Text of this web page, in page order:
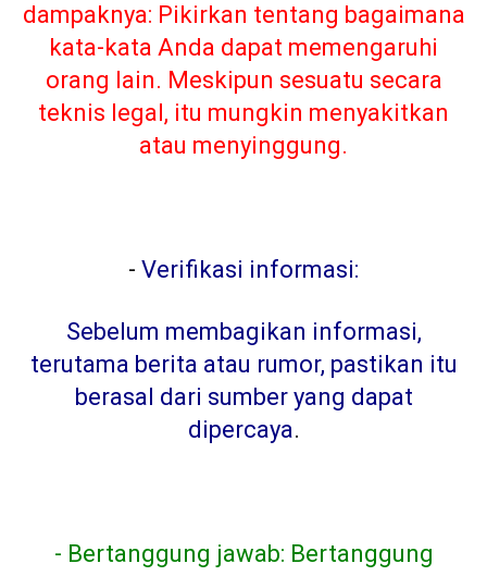
dampaknya: Pikirkan tentang bagaimana
kata-kata Anda dapat memengaruhi
orang lain. Meskipun sesuatu secara
teknis legal, itu mungkin menyakitkan
atau menyinggung.
- Verifikasi informasi:
Sebelum membagikan informasi,
terutama berita atau rumor, pastikan itu
berasal dari sumber yang dapat
dipercaya.
- Bertanggung jawab: Bertanggung